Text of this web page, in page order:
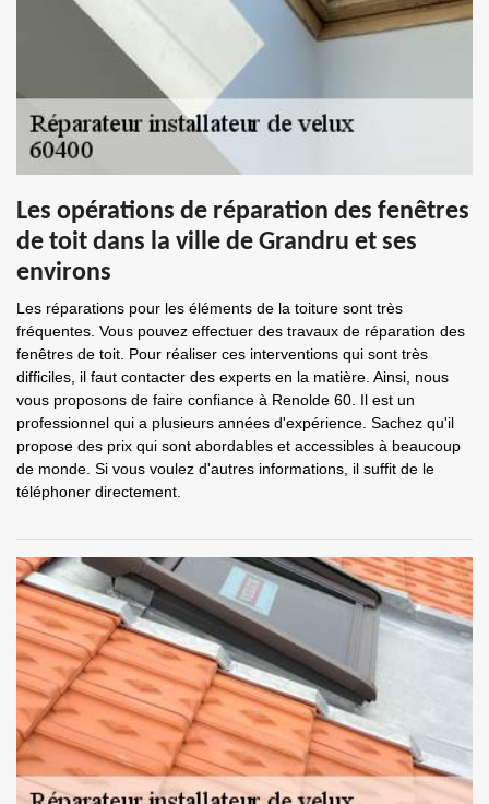
Les opérations de réparation des fenêtres
de toit dans la ville de Grandru et ses
environs
Les réparations pour les éléments de la toiture sont très
fréquentes. Vous pouvez effectuer des travaux de réparation des
fenêtres de toit. Pour réaliser ces interventions qui sont très
difficiles, il faut contacter des experts en la matière. Ainsi, nous
vous proposons de faire confiance à Renolde 60. Il est un
professionnel qui a plusieurs années d'expérience. Sachez qu'il
propose des prix qui sont abordables et accessibles à beaucoup
de monde. Si vous voulez d'autres informations, il suffit de le
téléphoner directement.